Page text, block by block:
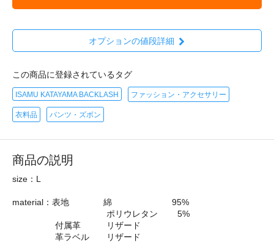
オプションの値段詳細
この商品に登録されているタグ
ISAMU KATAYAMA BACKLASH ファッション・アクセサリー
衣料品 パンツ・ズボン
商品の説明
size：L
material：表地 綿 95%
ポリウレタン 5%
付属革 リザード
革ラベル リザード